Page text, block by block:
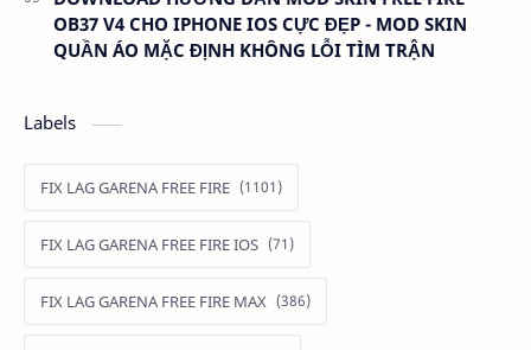
OB37 V4 CHO IPHONE IOS CỰC ĐẸP - MOD SKIN
QUẦN ÁO MẶC ĐỊNH KHÔNG LỖI TÌM TRẬN
Labels
FIX LAG GARENA FREE FIRE
FIX LAG GARENA FREE FIRE IOS
FIX LAG GARENA FREE FIRE MAX